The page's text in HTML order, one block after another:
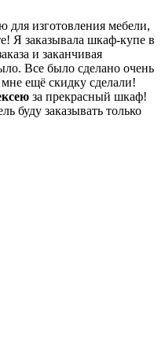
изготовления мебели,
Я заказывала шкаф-купе в
и заканчивая
Все было сделано очень
ещё скидку сделали!
за прекрасный шкаф!
буду заказывать только